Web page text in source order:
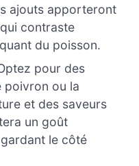
ajouts apporteront
contraste
du poisson.
pour des
poivron ou la
et des saveurs
un goût
le côté